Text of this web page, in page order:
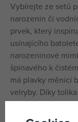
Vybírejte ze setů
narozenin či
prvek, který
usínajícího
narozeninové
špinavého k
má plavky měnící
velryby. Díky
v roli chůvy
dobrodružství.